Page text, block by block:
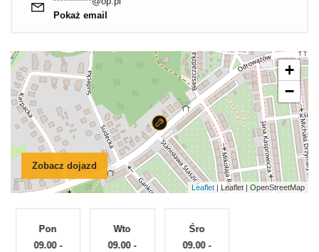
Pokaż email
Zobacz dojazd
+
−
Leaflet | Leaflet | OpenStreetMap
Pon
09.00 -
Wto
09.00 -
Śro
09.00 -